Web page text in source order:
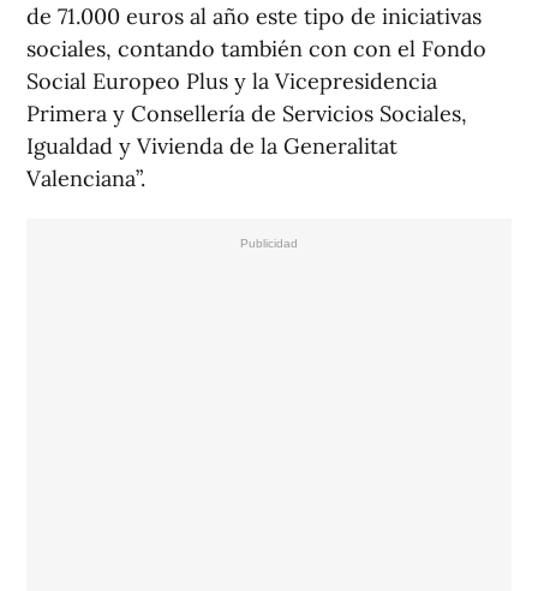
de 71.000 euros al año este tipo de iniciativas
sociales, contando también con con el Fondo
Social Europeo Plus y la Vicepresidencia
Primera y Consellería de Servicios Sociales,
Igualdad y Vivienda de la Generalitat
Valenciana”.